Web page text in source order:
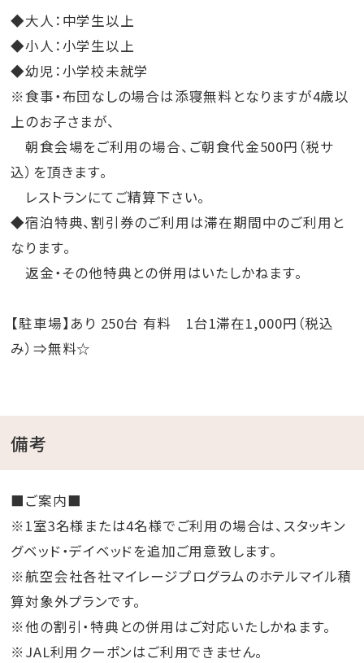
◆大人：中学生以上
◆小人：小学生以上
◆幼児：小学校未就学
※食事・布団なしの場合は添寝無料となりますが4歳以
上のお子さまが、
朝食会場をご利用の場合、ご朝食代金500円（税サ
込）を頂きます。
レストランにてご精算下さい。
◆宿泊特典、割引券のご利用は滞在期間中のご利用と
なります。
返金・その他特典との併用はいたしかねます。
【駐車場】あり 250台 有料 1台1滞在1,000円（税込
み）⇒無料☆
備考
■ご案内■
※1室3名様または4名様でご利用の場合は、スタッキン
グベッド・デイベッドを追加ご用意致します。
※航空会社各社マイレージプログラムのホテルマイル積
算対象外プランです。
※他の割引・特典との併用はご対応いたしかねます。
※JAL利用クーポンはご利用できません。